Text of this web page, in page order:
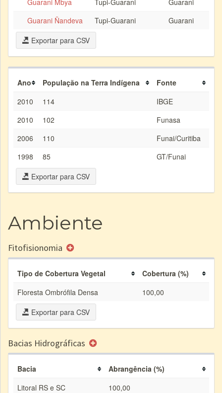
Guarani Mbya
Tupi-Guarani
Guarani
Guarani Ñandeva
Tupi-Guarani
Guarani
Exportar para CSV
Ano População na Terra Indígena
Fonte
2010
114
IBGE
2010
102
Funasa
2006
110
Funai/Curitiba
1998
85
GT/Funai
Exportar para CSV
Ambiente
Fitofisionomia
Tipo de Cobertura Vegetal
Cobertura (%)
Floresta Ombrófila Densa
100,00
Exportar para CSV
Bacias Hidrográficas
Bacia
Abrangência (%)
Litoral RS e SC
100,00